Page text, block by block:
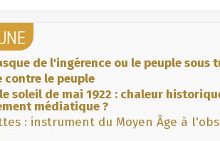
de l'ingérence ou le peuple sous
contre le peuple
soleil de mai 1922 : chaleur
médiatique ?
: instrument du Moyen Âge à